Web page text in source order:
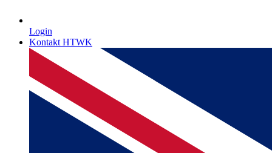
Login
Kontakt HTWK